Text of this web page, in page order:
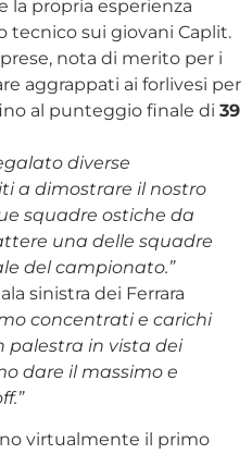
la propria esperienza
tecnico sui giovani Caplit.
nota di merito per i
aggrappati ai forlivesi per
al punteggio finale di 39
diverse
a dimostrare il nostro
squadre ostiche da
una delle squadre
del campionato.”
sinistra dei Ferrara
concentrati e carichi
palestra in vista dei
dare il massimo e
virtualmente il primo